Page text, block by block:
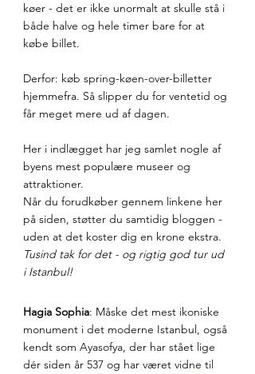
køer - det er ikke unormalt at skulle stå i
både halve og hele timer bare for at
købe billet.
Derfor: køb spring-køen-over-billetter
hjemmefra. Så slipper du for ventetid og
får meget mere ud af dagen.
Her i indlægget har jeg samlet nogle af
byens mest populære museer og
attraktioner.
Når du forudkøber gennem linkene her
på siden, støtter du samtidig bloggen -
uden at det koster dig en krone ekstra.
Tusind tak for det - og rigtig god tur ud
i Istanbul!
Hagia Sophia: Måske det mest ikoniske
monument i det moderne Istanbul, også
kendt som Ayasofya, der har stået lige
dér siden år 537 og har været vidne til